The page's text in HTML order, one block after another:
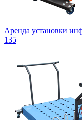
Аренда установки
135